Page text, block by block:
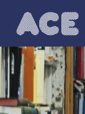
ACE